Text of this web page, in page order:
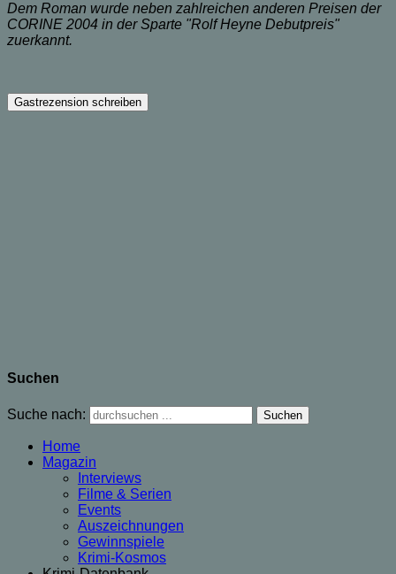
Dem Roman wurde neben zahlreichen anderen Preisen der
CORINE 2004 in der Sparte "Rolf Heyne Debutpreis"
zuerkannt.
Suchen
Suche nach:
Home
Magazin
Interviews
Filme & Serien
Events
Auszeichnungen
Gewinnspiele
Krimi-Kosmos